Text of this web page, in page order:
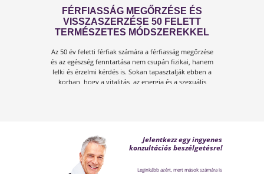
ÍGY KERÜLD EL AZ
ISKOLAKEZDÉSI ŐRÜLETET!